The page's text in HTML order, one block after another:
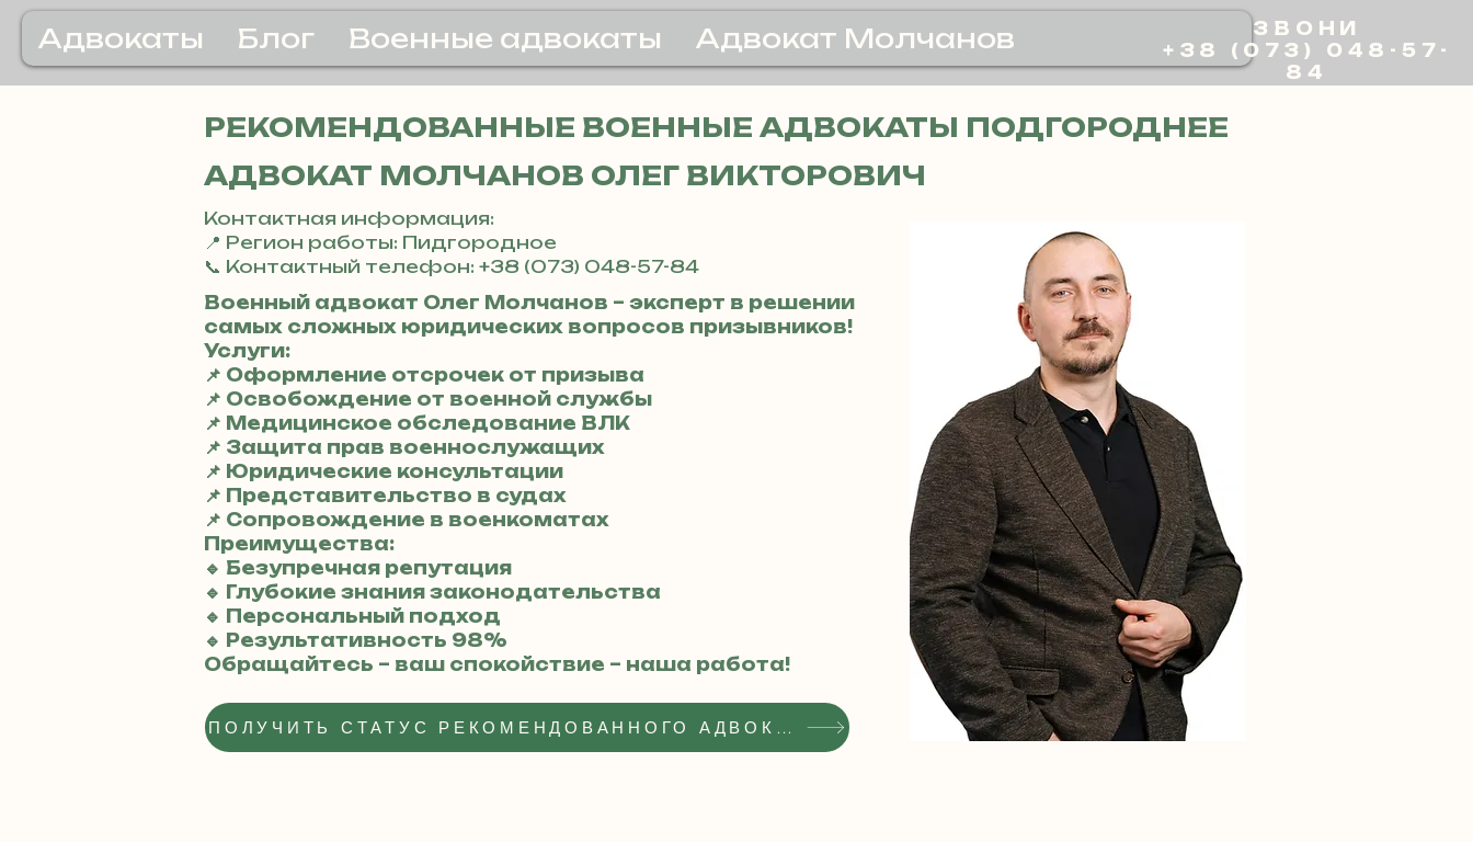
Адвокаты Блог Военные адвокаты Адвокат Молчанов
ЗВОНИ
+38 (073) 048-57-
84
РЕКОМЕНДОВАННЫЕ ВОЕННЫЕ АДВОКАТЫ ПОДГОРОДНЕЕ
АДВОКАТ МОЛЧАНОВ ОЛЕГ ВИКТОРОВИЧ
Контактная информация:
📍 Регион работы: Пидгородное
📞 Контактный телефон: +38 (073) 048-57-84
Военный адвокат Олег Молчанов – эксперт в решении
самых сложных юридических вопросов призывников!
Услуги:
📌 Оформление отсрочек от призыва
📌 Освобождение от военной службы
📌 Медицинское обследование ВЛК
📌 Защита прав военнослужащих
📌 Юридические консультации
📌 Представительство в судах
📌 Сопровождение в военкоматах
Преимущества:
🔹 Безупречная репутация
🔹 Глубокие знания законодательства
🔹 Персональный подход
🔹 Результативность 98%
Обращайтесь – ваш спокойствие – наша работа!
ПОЛУЧИТЬ СТАТУС РЕКОМЕНДОВАННОГО АДВОКАТА